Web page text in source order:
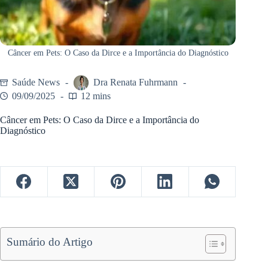
Câncer em Pets: O Caso da Dirce e a Importância do Diagnóstico
Saúde News
Dra Renata Fuhrmann
09/09/2025
12 mins
Câncer em Pets: O Caso da Dirce e a Importância do
Diagnóstico
Sumário do Artigo